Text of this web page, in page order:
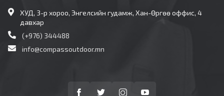
ХУД, 3-р хороо, Энгелсийн гудамж, Хан-Өргөө оффис, 4
давхар
(+976) 344488
info@compassoutdoor.mn